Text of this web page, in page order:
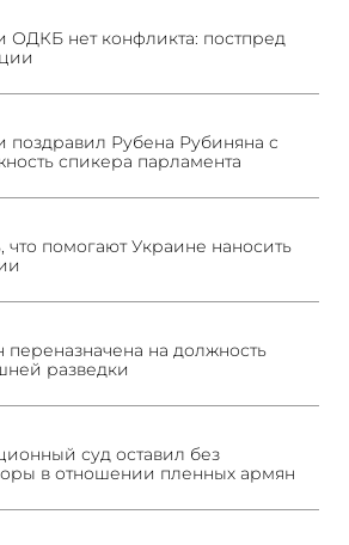
нет конфликта: постпред
Рубена Рубиняна с
спикера парламента
помогают Украине наносить
переназначена на должность
разведки
суд оставил без
в отношении пленных армян